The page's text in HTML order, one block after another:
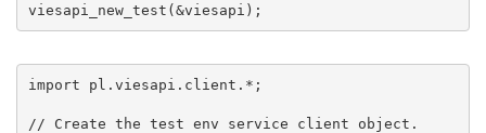
viesapi_new_test(&viesapi);
import pl.viesapi.client.*;
// Create the test env service client object.